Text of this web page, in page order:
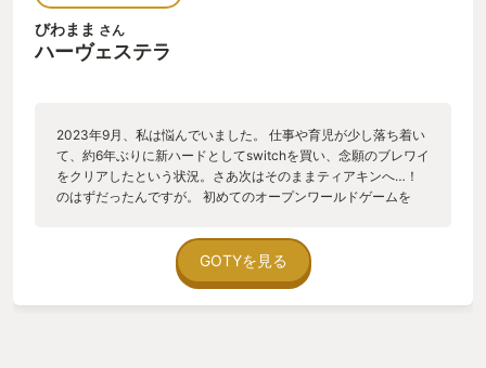
びわまま さん
ハーヴェステラ
2023年9月、私は悩んでいました。 仕事や育児が少し落ち着い
て、約6年ぶりに新ハードとしてswitchを買い、念願のブレワイ
をクリアしたという状況。さあ次はそのままティアキンへ…！
のはずだったんですが。 初めてのオープンワールドゲームを
プンワールドの大作を２本連続は無理！」 次に遊ぶゲームは
①ある程度一本道 ②単純作業も楽しくて、 ③でもストーリ
ーは歯ごたえがあるのがいいな というわがままな希望をドンピ
GOTYを見る